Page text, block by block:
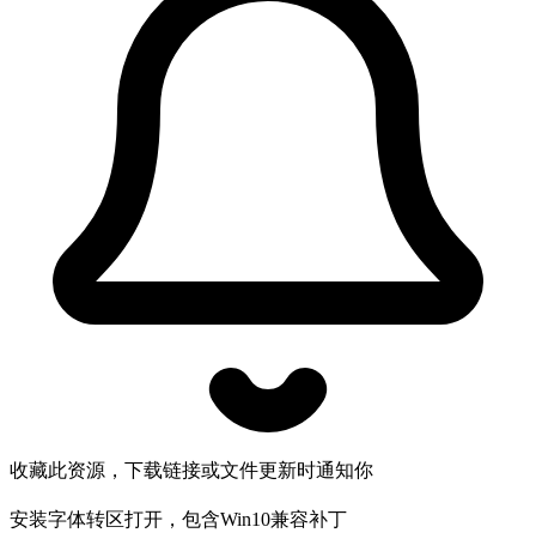
收藏此资源，下载链接或文件更新时通知你
安装字体转区打开，包含Win10兼容补丁